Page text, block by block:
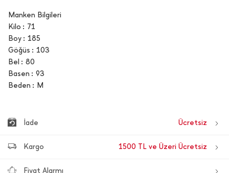
Manken Bilgileri
Kilo
71
Boy
185
Göğüs
103
Bel
80
Basen
93
Beden
M
İade Ücretsiz
Kargo 1500 TL ve Üzeri Ücretsiz
Fiyat Alarmı